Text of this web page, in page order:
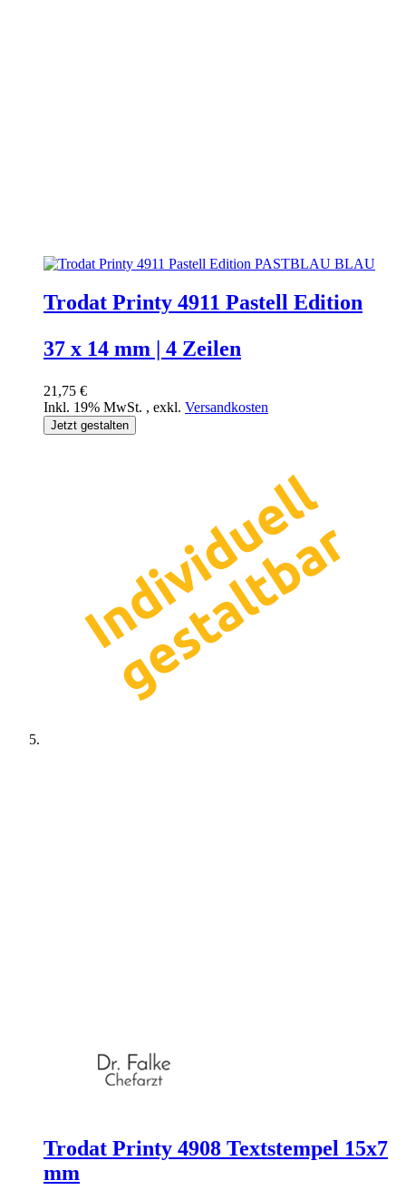
Trodat Printy 4911 Pastell Edition
37 x 14 mm | 4 Zeilen
21,75 €
Inkl. 19% MwSt. , exkl. Versandkosten
Jetzt gestalten
Trodat Printy 4908 Textstempel 15x7
mm